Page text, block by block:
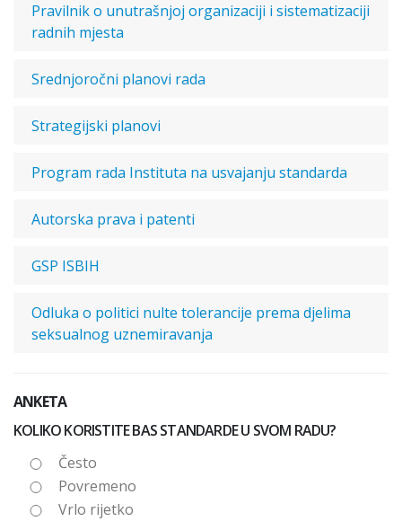
Pravilnik o unutrašnjoj organizaciji i sistematizaciji
radnih mjesta
Srednjoročni planovi rada
Strategijski planovi
Program rada Instituta na usvajanju standarda
Autorska prava i patenti
GSP ISBIH
Odluka o politici nulte tolerancije prema djelima
seksualnog uznemiravanja
ANKETA
KOLIKO KORISTITE BAS STANDARDE U SVOM RADU?
Često
Povremeno
Vrlo rijetko